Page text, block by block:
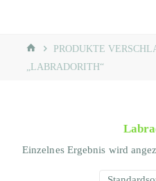
contentSchaumburg
HOMEPRODUKTE
„LABRADORITH“
Einzelnes Ergebnis wird